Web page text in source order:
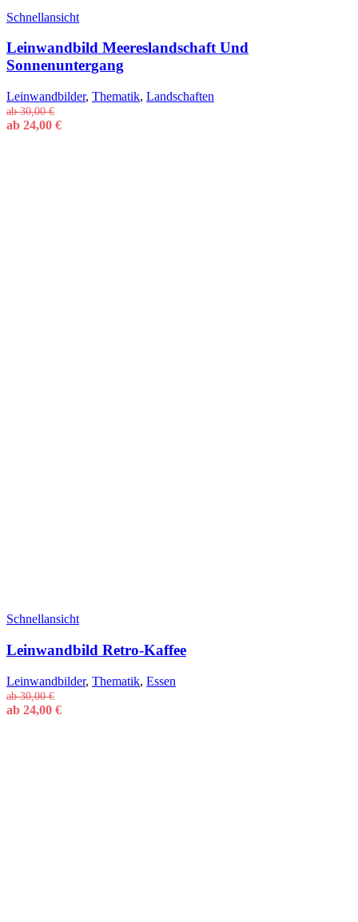
Schnellansicht
Leinwandbild Meereslandschaft Und
Sonnenuntergang
Leinwandbilder, Thematik, Landschaften
ab30,00€
ab 24,00 €
Schnellansicht
Leinwandbild Retro-Kaffee
Leinwandbilder, Thematik, Essen
ab30,00€
ab 24,00 €